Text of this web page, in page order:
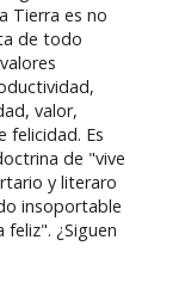
Tierra es no
de todo
valor,
felicidad. Es
de "vive
y literaro
insoportable
¿Siguen